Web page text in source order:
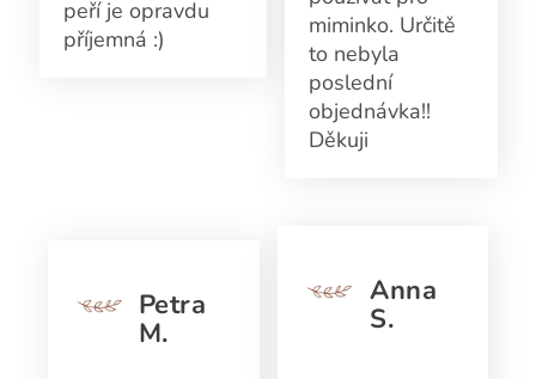
peří je opravdu
příjemná :)
miminko. Určitě
to nebyla
poslední
objednávka!!
Děkuji
Petra
M.
Anna
S.